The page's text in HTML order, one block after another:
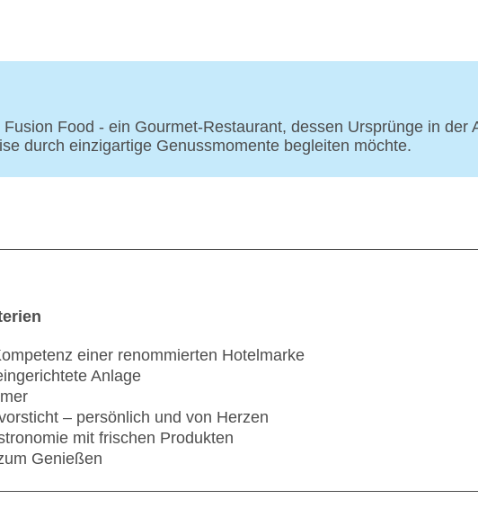
Food - ein Gourmet-Restaurant, dessen Ursprünge in
durch einzigartige Genussmomente begleiten möchte.
einer renommierten Hotelmarke
Anlage
– persönlich und von Herzen
mit frischen Produkten
Genießen